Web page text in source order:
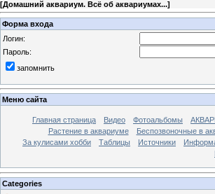
[Домашний аквариум. Всё об аквариумах...]
Форма входа
Логин:
Пароль:
запомнить
Меню сайта
Главная страница Видео Фотоальбомы
Растение в аквариуме
Беспозвоночные в
За кулисами хобби
Таблицы Источники
Categories